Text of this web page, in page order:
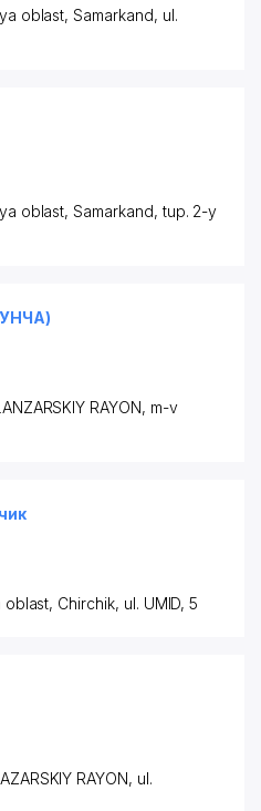
oblast, Samarkand, ul.
oblast, Samarkand,tup. 2-y
RAYON, m-v
Chirchik, ul. UMID, 5
RAYON, ul.